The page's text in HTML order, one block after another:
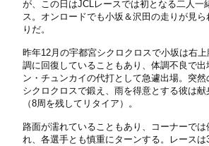
が、この日はJCLレースでは初となる二人一
ス。オンロードでも小坂＆沢田の走りが見
りだ。
昨年12月の宇都宮シクロクロスで小坂は右
調に回復していることもあり、体調不良で出
ン・チュンカイの代打として急遽出場。突然
シクロクロスで鍛え、雨を得意とする彼は
（8周を残してリタイア）。
路面が濡れていることもあり、コーナーでは
れ、各選手とも慎重にターンする。レースは